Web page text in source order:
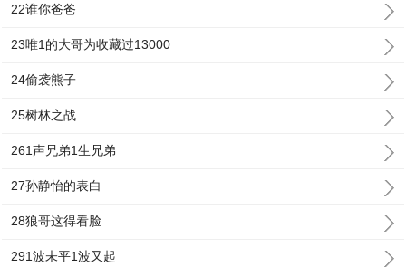
22谁你爸爸
23唯1的大哥为收藏过13000
24偷袭熊子
25树林之战
261声兄弟1生兄弟
27孙静怡的表白
28狼哥这得看脸
291波未平1波又起